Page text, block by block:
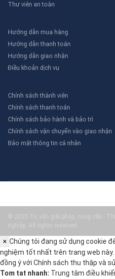
Thư viên an toàn
Hướng dẫn mua hàng
Hướng dẫn thanh toán
Hướng dẫn giao nhận
Điều khoản dịch vụ
Chính sách thành viên
Chính sách thanh toán
Chính sách bảo hành và bảo trì
Chính sách vận chuyển vào giao nhận
Bảo mật thông tin cá nhân
© 2025 Tư vấn giải pháp, cung cấp -
nghiệp. All rights reserved.
× Chúng tôi đang sử dụng cookie
nghiệm tốt nhất trên trang web
đồng ý với Chính sách thu thập và
Tom tat nhanh: Trung tâm điều